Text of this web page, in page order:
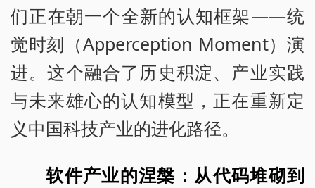
们正在朝一个全新的认知框架——统
觉时刻（Apperception Moment）演
进。这个融合了历史积淀、产业实践
与未来雄心的认知模型，正在重新定
义中国科技产业的进化路径。
软件产业的涅槃：从代码堆砌到